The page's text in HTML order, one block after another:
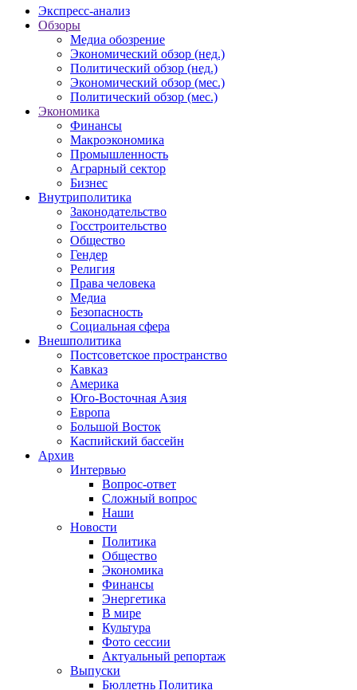
Экспресс-анализ
Обзоры
Медиа обозрение
Экономический обзор (нед.)
Политический обзор (нед.)
Экономический обзор (мес.)
Политический обзор (мес.)
Экономика
Финансы
Макроэкономика
Промышленность
Аграрный сектор
Бизнес
Внутриполитика
Законодательство
Госстроительство
Общество
Гендер
Религия
Права человека
Медиа
Безопасность
Социальная сфера
Внешполитика
Постсоветское пространство
Кавказ
Америка
Юго-Восточная Азия
Европа
Большой Восток
Каспийский бассейн
Архив
Интервью
Вопрос-ответ
Сложный вопрос
Наши
Новости
Политика
Общество
Экономика
Финансы
Энергетика
В мире
Культура
Фото сессии
Актуальный репортаж
Выпуски
Бюллетнь Политика